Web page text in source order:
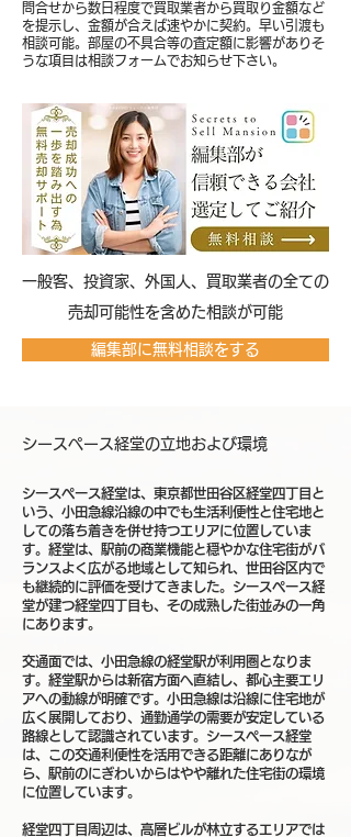
問合せから数日程度で買取業者から買取り金額など
を提示し、金額が合えば速やかに契約。早い引渡も
相談可能。部屋の不具合等の査定額に影響がありそ
うな項目は相談フォームでお知らせ下さい。
​一般客、投資家、外国人、買取業者の全ての
売却可能性を含めた相談が可能
編集部に無料相談をする
シースペース経堂の立地および環境
シースペース経堂は、東京都世田谷区経堂四丁目と
いう、小田急線沿線の中でも生活利便性と住宅地と
しての落ち着きを併せ持つエリアに位置していま
す。経堂は、駅前の商業機能と穏やかな住宅街がバ
ランスよく広がる地域として知られ、世田谷区内で
も継続的に評価を受けてきました。シースペース経
堂が建つ経堂四丁目も、その成熟した街並みの一角
にあります。
交通面では、小田急線の経堂駅が利用圏となりま
す。経堂駅からは新宿方面へ直結し、都心主要エリ
アへの動線が明確です。小田急線は沿線に住宅地が
広く展開しており、通勤通学の需要が安定している
路線として認識されています。シースペース経堂
は、この交通利便性を活用できる距離にありなが
ら、駅前のにぎわいからはやや離れた住宅街の環境
に位置しています。
経堂四丁目周辺は、高層ビルが林立するエリアでは